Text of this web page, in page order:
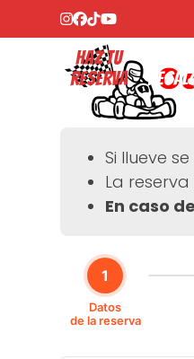
to
Instagram
Facebook
TiktokYouTube
Haz tu
Reserva
Si llueve
La
En caso
1
Datos
de la reserva